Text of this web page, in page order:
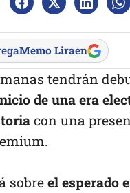
Memo Liraen
tendrán
de una era
con una
sobre el esperado